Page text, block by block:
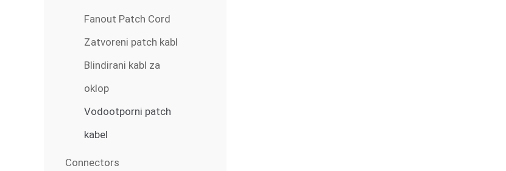
Fanout Patch Cord
Zatvoreni patch kabl
Blindirani kabl za
oklop
Vodootporni patch
kabel
Connectors